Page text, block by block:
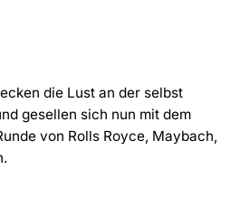
die Lust an der selbst
gesellen sich nun mit dem
von Rolls Royce, Maybach,